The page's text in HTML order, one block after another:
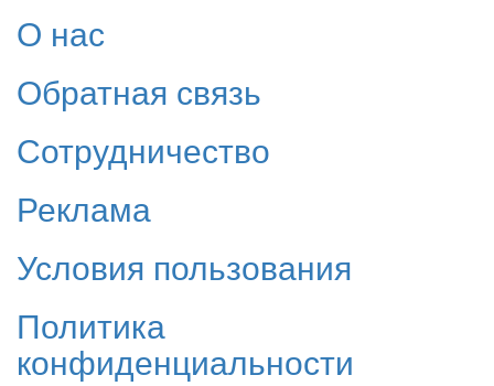
О нас
Обратная связь
Сотрудничество
Реклама
Условия пользования
Политика
конфиденциальности